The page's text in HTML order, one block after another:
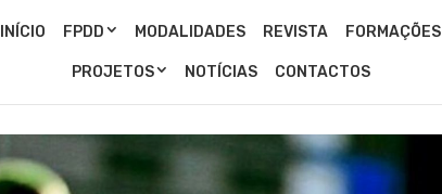
INÍCIO FPDD MODALIDADES REVISTA FORMAÇÕES
PROJETOS NOTÍCIAS CONTACTOS